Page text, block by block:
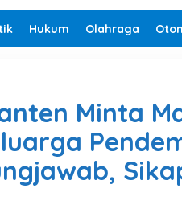
Hukum Olahraga
Minta